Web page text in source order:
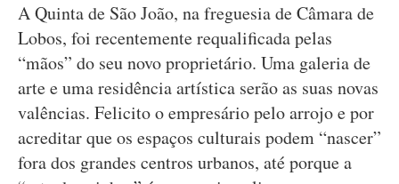
A Quinta de São João, na freguesia de Câmara de
Lobos, foi recentemente requalificada pelas
“mãos” do seu novo proprietário. Uma galeria de
arte e uma residência artística serão as suas novas
valências. Felicito o empresário pelo arrojo e por
acreditar que os espaços culturais podem “nascer”
fora dos grandes centros urbanos, até porque a